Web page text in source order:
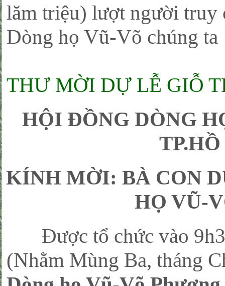
lăm triệu) lượt người truy
Dòng họ Vũ-Võ chúng ta
THƯ MỜI DỰ LỄ GIỖ
HỘI ĐỒNG DÒNG
KÍNH MỜI: BÀ CON
HỌ VŨ-
Được tổ chức vào
(Nhằm Mùng Ba, tháng